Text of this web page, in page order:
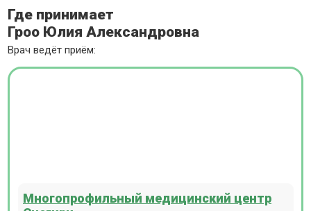
Где принимает
Гроо Юлия Александровна
Врач ведёт приём:
Многопрофильный медицинский центр